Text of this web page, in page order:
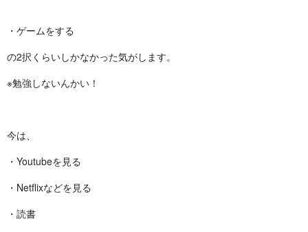
・ゲームをする
の2択くらいしかなかった気がします。
※勉強しないんかい！
今は、
・Youtubeを見る
・Netflixなどを見る
・読書